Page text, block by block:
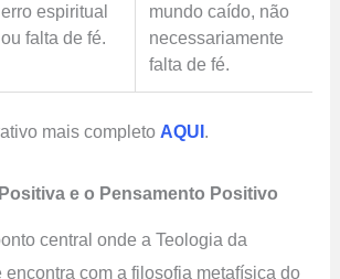
erro espiritual
ou falta de fé.
mundo caído, não
necessariamente
falta de fé.
mais completo AQUI.
e o Pensamento Positivo
central onde a Teologia da
encontra com a filosofia metafísica do